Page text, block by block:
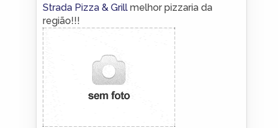
Strada Pizza & Grill melhor pizzaria da
região!!!